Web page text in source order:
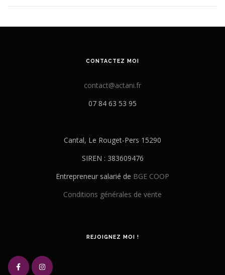
CONTACTEZ MOI
contact@actani.fr
07 84 63 53 95
Cantal, Le Rouget-Pers 15290
SIREN : 383609476
Entrepreneur salarié de BGE COOP
Conditions générales de vente
REJOIGNEZ MOI !